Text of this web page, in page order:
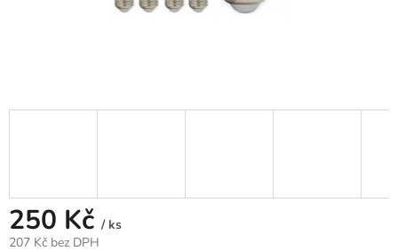
250 Kč / ks
207 Kč bez DPH